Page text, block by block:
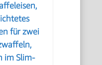
für zwei
im Slim-